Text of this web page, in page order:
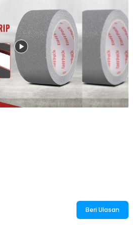
berkualitas tinggi yang memastikan
lama di berbagai permukaan, seperti
Lakban ini tidak mudah lepas atau
perlindungan jangka panjang.
untuk perlindungan maksimal
perlu sering menggantinya.
untuk Penanda Keselamatan
slip, TaffPACK tersedia dalam variasi
sebagai penanda keselamatan. Warna
bisa dijadikan penanda jalur
tanpa berkurang performa. Fitur ini
industri, garasi, dapur, atau tempat
menjaga keselamatan di berbagai
Beri Ulasan